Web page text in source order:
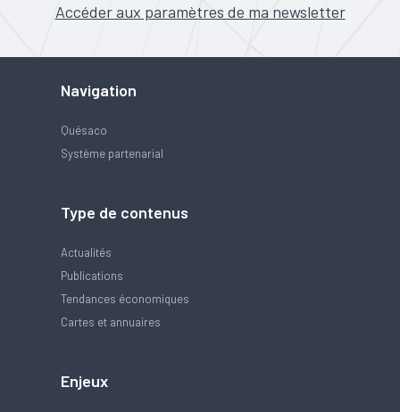
Accéder aux paramètres de ma newsletter
Navigation
Quésaco
Système partenarial
Type de contenus
Actualités
Publications
Tendances économiques
Cartes et annuaires
Enjeux